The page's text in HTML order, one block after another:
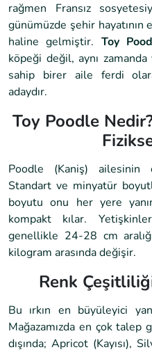
rağmen Fransız
günümüzde şehir
haline gelmiştir. Toy
köpeği değil, aynı
sahip birer aile ferdi
adaydır.
Toy Poodle
Poodle (Kaniş)
Standart ve minyatür
boyutu onu her yere
kompakt kılar.
genellikle 24-28 cm
kilogram arasında değişir.
Renk
Bu ırkın en büyüleyici
Mağazamızda en çok talep
dışında; Apricot (Kayısı),